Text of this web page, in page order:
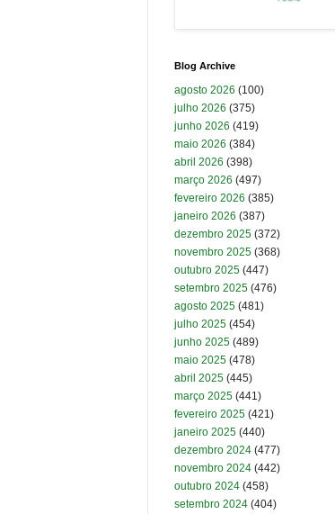
Blog Archive
agosto 2026 (100)
julho 2026 (375)
junho 2026 (419)
maio 2026 (384)
abril 2026 (398)
março 2026 (497)
fevereiro 2026 (385)
janeiro 2026 (387)
dezembro 2025 (372)
novembro 2025 (368)
outubro 2025 (447)
setembro 2025 (476)
agosto 2025 (481)
julho 2025 (454)
junho 2025 (489)
maio 2025 (478)
abril 2025 (445)
março 2025 (441)
fevereiro 2025 (421)
janeiro 2025 (440)
dezembro 2024 (477)
novembro 2024 (442)
outubro 2024 (458)
setembro 2024 (404)